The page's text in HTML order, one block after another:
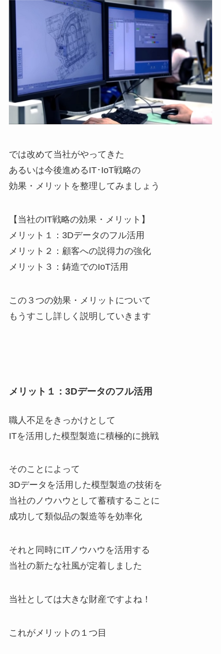
では改めて当社がやってきた
あるいは今後進めるIT･IoT戦略の
効果・メリットを整理してみましょう
【当社のIT戦略の効果・メリット】
メリット１：3Dデータのフル活用
メリット２：顧客への説得力の強化
メリット３：鋳造でのIoT活用
この３つの効果・メリットについて
もうすこし詳しく説明していきます
メリット１：3Dデータのフル活用
職人不足をきっかけとして
ITを活用した模型製造に積極的に挑戦
そのことによって
3Dデータを活用した模型製造の技術を
当社のノウハウとして蓄積することに
成功して類似品の製造等を効率化
それと同時にITノウハウを活用する
当社の新たな社風が定着しました
当社としては大きな財産ですよね！
これがメリットの１つ目